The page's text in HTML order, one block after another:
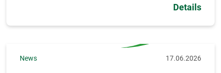
Details
News 17.06.2026